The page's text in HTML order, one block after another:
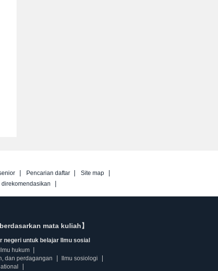
Pencarian daftar
Site map
mata kuliah】
negeri untuk belajar Ilmu sosial
hukum
dan perdagangan
Ilmu sosiologi